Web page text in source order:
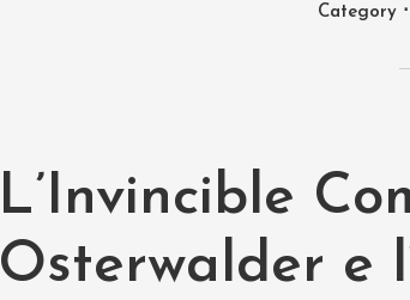
Category
L’Invincible
Osterwalder e